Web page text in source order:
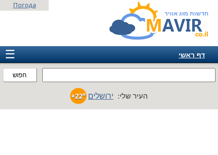
חדשות מזג אוויר
חפוש
Погода
☰
דף ראשי
אמריקה
העיר שלי: ירושלים +22°